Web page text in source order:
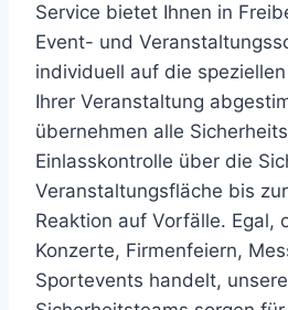
Service bietet Ihnen in
Event- und
individuell auf die
Ihrer Veranstaltung
übernehmen alle
Einlasskontrolle über die
Veranstaltungsfläche bis
Reaktion auf Vorfälle. Egal,
Konzerte, Firmenfeiern,
Sportevents handelt,